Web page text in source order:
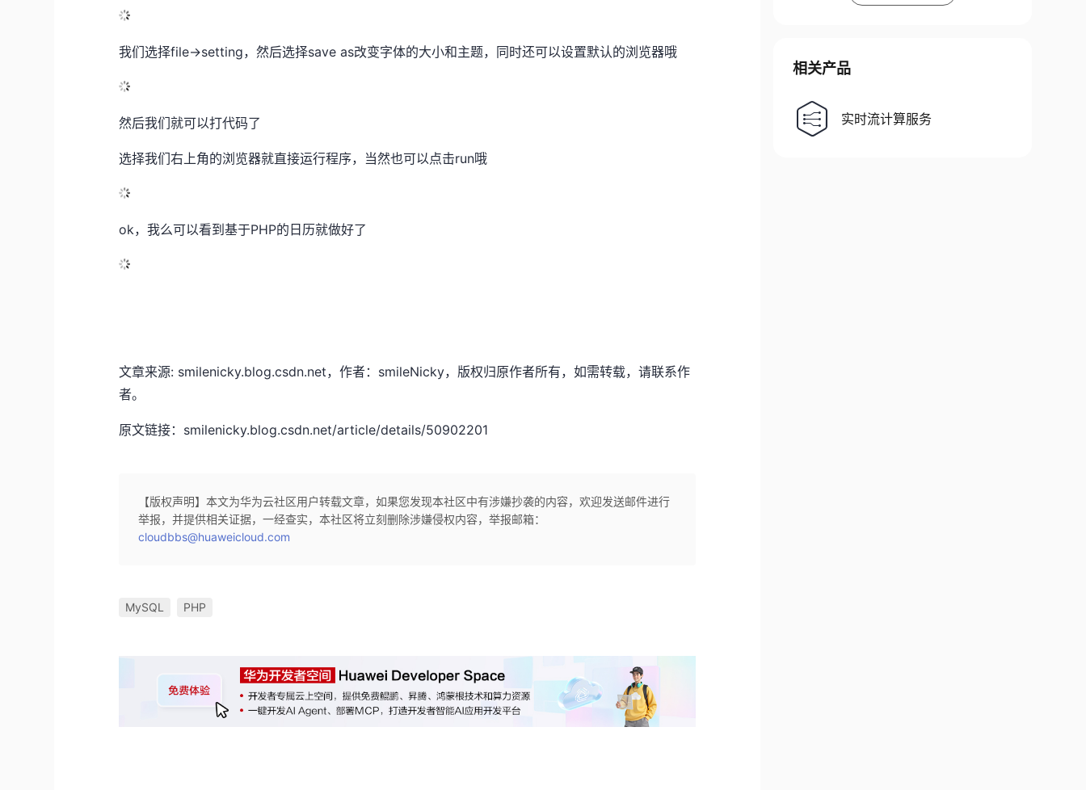
我们选择file->setting，然后选择save as改变字体的大小和主题，同时还可以设置默认的浏览器哦
然后我们就可以打代码了
选择我们右上角的浏览器就直接运行程序，当然也可以点击run哦
ok，我么可以看到基于PHP的日历就做好了
文章来源: smilenicky.blog.csdn.net，作者：smileNicky，版权归原作者所有，如需转载，请联系作
者。
原文链接：smilenicky.blog.csdn.net/article/details/50902201
【版权声明】本文为华为云社区用户转载文章，如果您发现本社区中有涉嫌抄袭的内容，欢迎发送邮件进行
举报，并提供相关证据，一经查实，本社区将立刻删除涉嫌侵权内容，举报邮箱：
cloudbbs@huaweicloud.com
MySQL PHP
相关产品
实时流计算服务